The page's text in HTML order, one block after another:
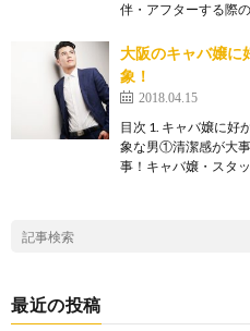
伴・アフターする際
大阪のキャバ嬢に
象！
2018.04.15
目次 1. キャバ嬢に好
象な男①清潔感が大
事！キャバ嬢・スタ
最近の投稿